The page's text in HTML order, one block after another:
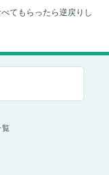
てもらったら逆戻りし
覧